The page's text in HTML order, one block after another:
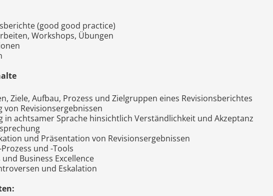
(good good practice)
Workshops, Übungen
Ziele, Aufbau, Prozess und Zielgruppen eines Revisionsberichtes
von Revisionsergebnissen
in achtsamer Sprache hinsichtlich Verständlichkeit und Akzeptanz
und Präsentation von Revisionsergebnissen
und -Tools
Business Excellence
und Eskalation